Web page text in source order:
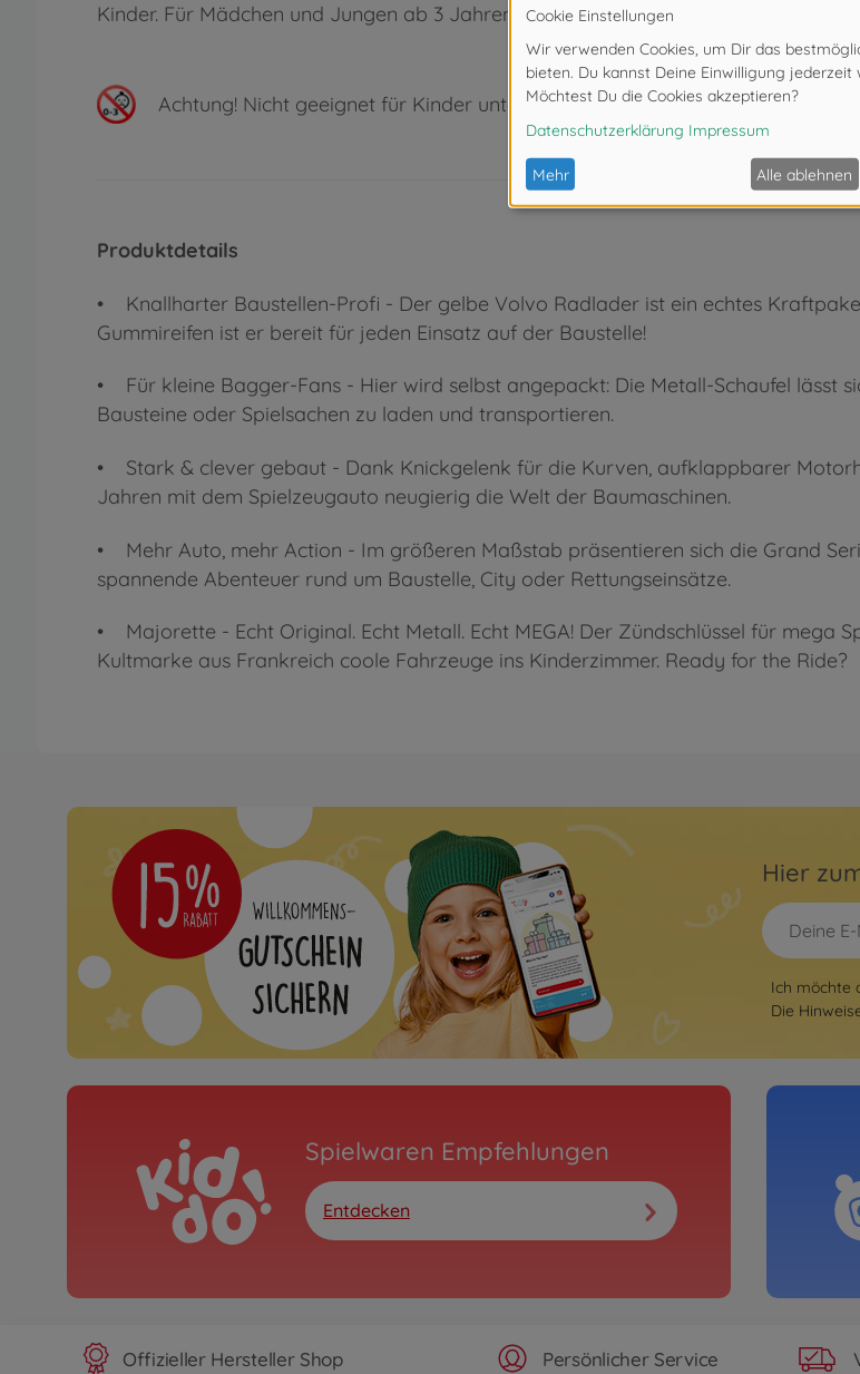
Kinder. Für Mädchen und Jungen ab 3 Jahren, für Sammler jeden Alters – für alle,
Achtung! Nicht geeignet für Kinder unter 3 Jahren. Erstickungsgefahr durch
Produktdetails
• Knallharter Baustellen-Profi - Der gelbe Volvo Radlader ist ein echtes
Gummireifen ist er bereit für jeden Einsatz auf der Baustelle!
• Für kleine Bagger-Fans - Hier wird selbst angepackt: Die Metall-Schaufel lässt
Bausteine oder Spielsachen zu laden und transportieren.
• Stark & clever gebaut - Dank Knickgelenk für die Kurven, aufklappbarer
Jahren mit dem Spielzeugauto neugierig die Welt der Baumaschinen.
• Mehr Auto, mehr Action - Im größeren Maßstab präsentieren sich die Grand
spannende Abenteuer rund um Baustelle, City oder Rettungseinsätze.
• Majorette - Echt Original. Echt Metall. Echt MEGA! Der Zündschlüssel für mega
Kultmarke aus Frankreich coole Fahrzeuge ins Kinderzimmer. Ready for the Ride?
Hier
Ich möchte
Die
Spielwaren Empfehlungen
Entdecken
Offizieller Hersteller Shop Persönlicher Service